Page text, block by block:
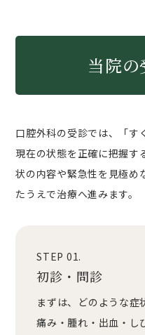
当院
口腔外科の受診では、「す
現在の状態を正確に把握す
状の内容や緊急性を見極め
たうえで治療へ進みます。
STEP 01.
初診・問診
まずは、どのような症
痛み・腫れ・出血・し